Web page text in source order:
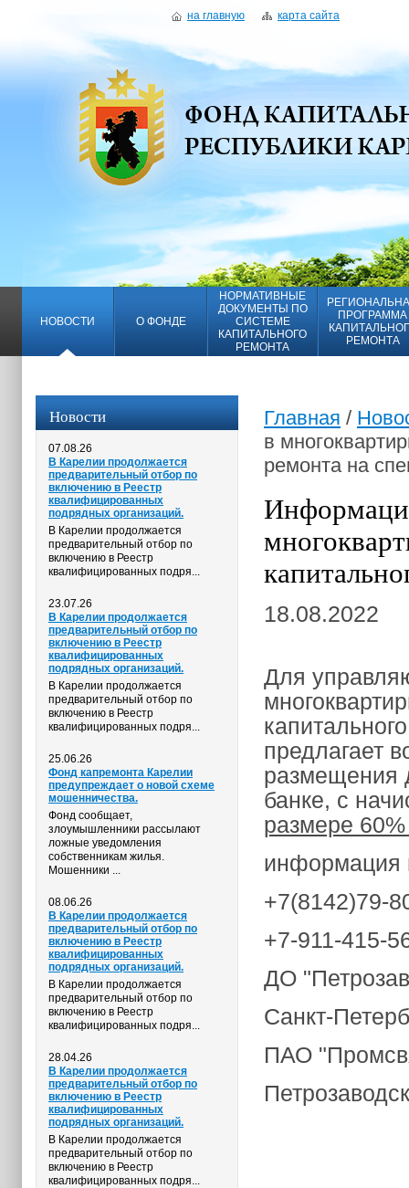
на главную карта сайта
НОВОСТИ О ФОНДЕ
НОРМАТИВНЫЕ
ДОКУМЕНТЫ ПО
СИСТЕМЕ
КАПИТАЛЬНОГО
РЕМОНТА
ПРОГРАММА
РЕМОНТА
Новости
07.08.26
В Карелии продолжается
предварительный отбор по
включению в Реестр
квалифицированных
подрядных организаций.
В Карелии продолжается
предварительный отбор по
включению в Реестр
квалифицированных подря...
23.07.26
В Карелии продолжается
предварительный отбор по
включению в Реестр
квалифицированных
подрядных организаций.
В Карелии продолжается
предварительный отбор по
включению в Реестр
квалифицированных подря...
25.06.26
Фонд капремонта Карелии
предупреждает о новой схеме
мошенничества.
Фонд сообщает,
злоумышленники рассылают
ложные уведомления
собственникам жилья.
Мошенники ...
08.06.26
В Карелии продолжается
предварительный отбор по
включению в Реестр
квалифицированных
подрядных организаций.
В Карелии продолжается
предварительный отбор по
включению в Реестр
квалифицированных подря...
28.04.26
В Карелии продолжается
предварительный отбор по
включению в Реестр
квалифицированных
подрядных организаций.
В Карелии продолжается
предварительный отбор по
включению в Реестр
квалифицированных подря...
Главная /
в
ремонта на
18.08.2022
Для
предлагает
размещения
банке, с
размере
информация
+7(8142)79-
+7-911-415-
ДО
Санкт-
ПАО